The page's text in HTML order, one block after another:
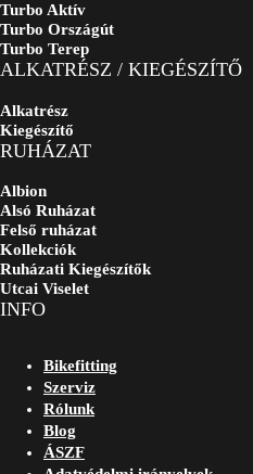
Turbo Aktív
Turbo Országút
Turbo Terep
ALKATRÉSZ / KIEGÉSZÍTŐ
Alkatrész
Kiegészítő
RUHÁZAT
Albion
Alsó Ruházat
Felső ruházat
Kollekciók
Ruházati Kiegészítők
Utcai Viselet
INFO
Bikefitting
Szerviz
Rólunk
Blog
ÁSZF